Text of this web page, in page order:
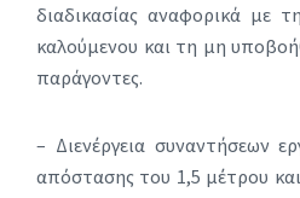
διαδικασίας αναφορικά με
καλούμενου και τη μη
παράγοντες.
– Διενέργεια συναντήσεων
απόστασης του 1,5 μέτρου